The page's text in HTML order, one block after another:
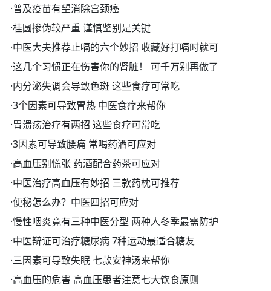
·普及疫苗有望消除宫颈癌
·桂圆掺伪较严重 谨慎鉴别是关键
·中医大夫推荐止嗝的六个妙招 收藏好打嗝时就可
·这几个习惯正在伤害你的肾脏！ 可千万别再做了
·内分泌失调会导致色斑 这些食疗可常吃
·3个因素可导致胃热 中医食疗来帮你
·胃溃疡治疗有两招 这些食疗可常吃
·3因素可导致腰痛 常喝药酒可应对
·高血压别慌张 药酒配合药茶可应对
·中医治疗高血压有妙招 三款药枕可推荐
·便秘怎么办？中医四招可应对
·慢性咽炎竟有三种中医分型 两种人冬季最需防护
·中医辩证可治疗糖尿病 7种运动最适合糖友
·三因素可导致失眠 七款安神汤来帮你
·高血压的危害 高血压患者注意七大饮食原则